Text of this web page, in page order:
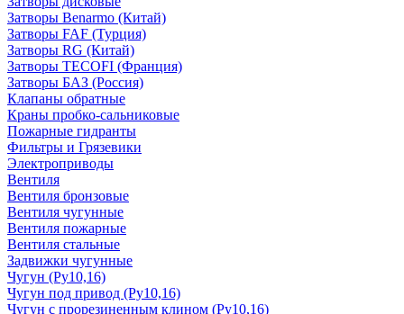
Затворы Benarmo (Китай)
Затворы FAF (Турция)
Затворы RG (Китай)
Затворы TECOFI (Франция)
Затворы БАЗ (Россия)
Клапаны обратные
Краны пробко-сальниковые
Пожарные гидранты
Фильтры и Грязевики
Электроприводы
Вентиля
Вентиля бронзовые
Вентиля чугунные
Вентиля пожарные
Вентиля стальные
Задвижки чугунные
Чугун (Ру10,16)
Чугун под привод (Ру10,16)
Чугун с прорезиненным клином (Ру10,16)